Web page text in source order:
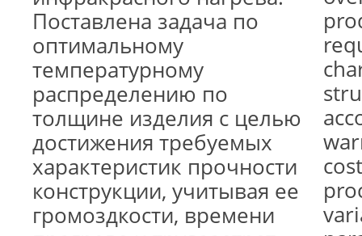
Поставлена задача по
оптимальному
температурному
распределению по
толщине изделия с целью
достижения требуемых
характеристик прочности
конструкции, учитывая ее
громоздкости, времени